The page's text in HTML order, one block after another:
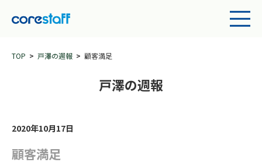
TOP 戸澤の週報 顧客満足
戸澤の週報
2020年10月17日
顧客満足